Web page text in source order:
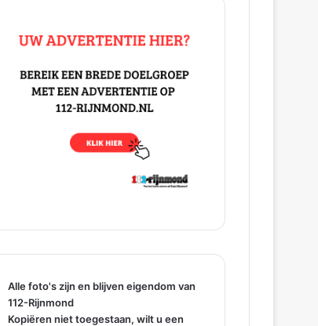
Alle foto's zijn en blijven eigendom van
112-Rijnmond
Kopiëren niet toegestaan, wilt u een